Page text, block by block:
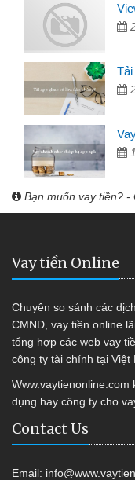
Bạn muốn vay tiền? -
Vay tiền Online
Chuyên so sánh các
CMND, vay tiền online
tổng hợp các web vay
công ty tài chính tại Việt
dụng hay công ty cho
Contact Us
Email: